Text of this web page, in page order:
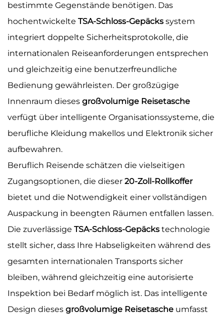
bestimmte Gegenstände benötigen. Das
hochentwickelte TSA-Schloss-Gepäcks system
integriert doppelte Sicherheitsprotokolle, die
internationalen Reiseanforderungen entsprechen
und gleichzeitig eine benutzerfreundliche
Bedienung gewährleisten. Der großzügige
Innenraum dieses großvolumige Reisetasche
verfügt über intelligente Organisationssysteme, die
berufliche Kleidung makellos und Elektronik sicher
aufbewahren.
Beruflich Reisende schätzen die vielseitigen
Zugangsoptionen, die dieser 20-Zoll-Rollkoffer
bietet und die Notwendigkeit einer vollständigen
Auspackung in beengten Räumen entfallen lassen.
Die zuverlässige TSA-Schloss-Gepäcks technologie
stellt sicher, dass Ihre Habseligkeiten während des
gesamten internationalen Transports sicher
bleiben, während gleichzeitig eine autorisierte
Inspektion bei Bedarf möglich ist. Das intelligente
Design dieses großvolumige Reisetasche umfasst